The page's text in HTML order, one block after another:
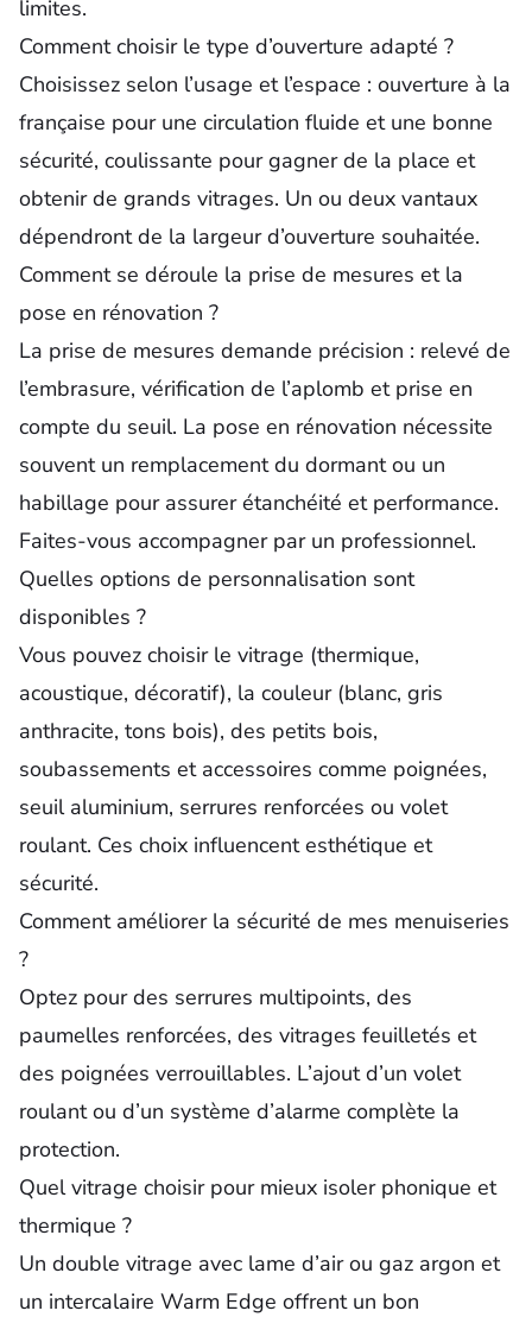
limites.
Comment choisir le type d’ouverture adapté ?
Choisissez selon l’usage et l’espace : ouverture à la
française pour une circulation fluide et une bonne
sécurité, coulissante pour gagner de la place et
obtenir de grands vitrages. Un ou deux vantaux
dépendront de la largeur d’ouverture souhaitée.
Comment se déroule la prise de mesures et la
pose en rénovation ?
La prise de mesures demande précision : relevé de
l’embrasure, vérification de l’aplomb et prise en
compte du seuil. La pose en rénovation nécessite
souvent un remplacement du dormant ou un
habillage pour assurer étanchéité et performance.
Faites-vous accompagner par un professionnel.
Quelles options de personnalisation sont
disponibles ?
Vous pouvez choisir le vitrage (thermique,
acoustique, décoratif), la couleur (blanc, gris
anthracite, tons bois), des petits bois,
soubassements et accessoires comme poignées,
seuil aluminium, serrures renforcées ou volet
roulant. Ces choix influencent esthétique et
sécurité.
Comment améliorer la sécurité de mes menuiseries
?
Optez pour des serrures multipoints, des
paumelles renforcées, des vitrages feuilletés et
des poignées verrouillables. L’ajout d’un volet
roulant ou d’un système d’alarme complète la
protection.
Quel vitrage choisir pour mieux isoler phonique et
thermique ?
Un double vitrage avec lame d’air ou gaz argon et
un intercalaire Warm Edge offrent un bon